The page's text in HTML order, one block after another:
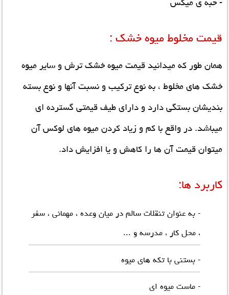
قیمت مخلوط میوه خشک :
همان طور که میدانیدقیمت میوه خشک ترشو سایر میوه
خشک های مخلوط ، به نوع ترکیب و نسبت آنها و نوع بسته
بندیشان بستگی دارد و دارای طیف قیمتی گسترده ای
میباشد. در واقع با کم و زیاد کردن میوه های لوکس آن
میتوان قیمت آن ها را کاهش و یا افزایش داد.
کاربرد ها:
- به عنوان تنقلات سالم در میان وعده ، مهمانی ، سفر
، محل کار ، مدرسه و ...
- بستنی با تکه های میوه
- ماست میوه ای